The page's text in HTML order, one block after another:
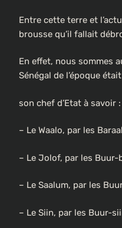
Entre cette terre et
brousse qu’il fallait
En effet, nous sommes
Sénégal de l’époque
son chef d’Etat à savoir :
– Le Waalo, par les
– Le Jolof, par les Buur-
– Le Saalum, par les
– Le Siin, par les Buur-